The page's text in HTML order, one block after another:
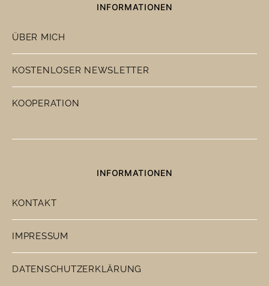
INFORMATIONEN
ÜBER MICH
KOSTENLOSER NEWSLETTER
KOOPERATION
INFORMATIONEN
KONTAKT
IMPRESSUM
DATENSCHUTZERKLÄRUNG